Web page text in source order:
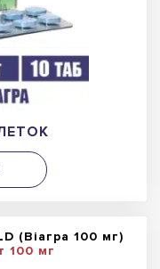
(Віагра 100 мг)
100 мг